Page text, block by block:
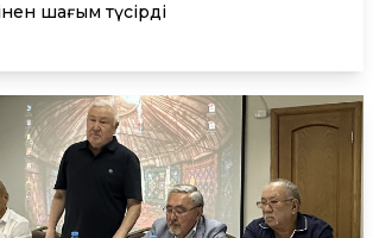
шағым түсірді